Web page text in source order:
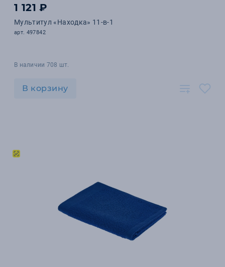
1 121 ₽
Мультитул «Находка» 11-в-1
арт. 497842
В наличии 708 шт.
В корзину